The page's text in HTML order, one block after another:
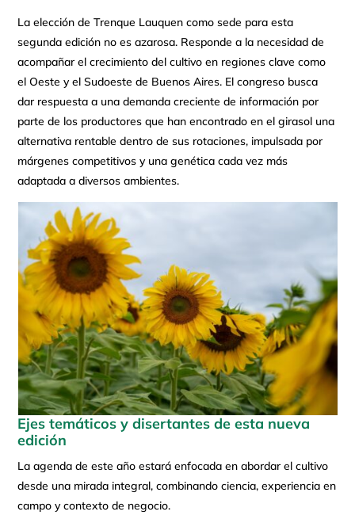
La elección de Trenque Lauquen como sede para esta
segunda edición no es azarosa. Responde a la necesidad de
acompañar el crecimiento del cultivo en regiones clave como
el Oeste y el Sudoeste de Buenos Aires. El congreso busca
dar respuesta a una demanda creciente de información por
parte de los productores que han encontrado en el girasol una
alternativa rentable dentro de sus rotaciones, impulsada por
márgenes competitivos y una genética cada vez más
adaptada a diversos ambientes.
Ejes temáticos y disertantes de esta nueva
edición
La agenda de este año estará enfocada en abordar el cultivo
desde una mirada integral, combinando ciencia, experiencia en
campo y contexto de negocio.